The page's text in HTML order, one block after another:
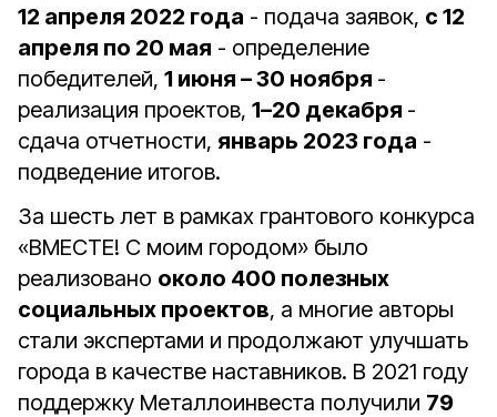
12 апреля 2022 года - подача заявок, с 12
апреля по 20 мая - определение
победителей, 1 июня – 30 ноября -
реализация проектов, 1–20 декабря -
сдача отчетности, январь 2023 года -
подведение итогов.
За шесть лет в рамках грантового конкурса
«ВМЕСТЕ! С моим городом» было
реализовано около 400 полезных
социальных проектов, а многие авторы
стали экспертами и продолжают улучшать
города в качестве наставников. В 2021 году
поддержку Металлоинвеста получили 79